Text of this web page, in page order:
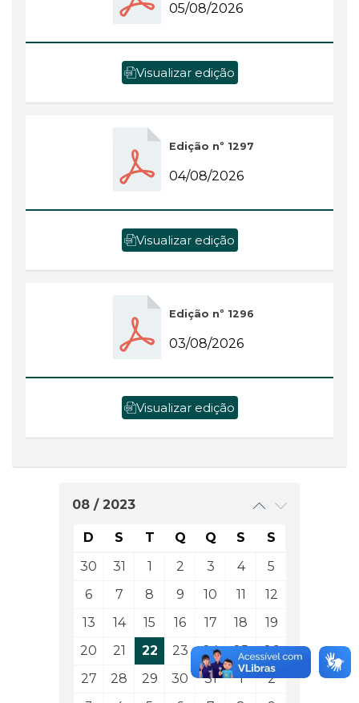
05/08/2026
Visualizar edição
Edição nº 1297
04/08/2026
Visualizar edição
Edição nº 1296
03/08/2026
Visualizar edição
08 / 2023
D S T Q Q S
S
30
31 1 2 3 4
5
6
7 8 9 10 11
12
13
14 15 16 17 18
19
20
21 22 23 24 25
26
27
28 29 30 31 1
2